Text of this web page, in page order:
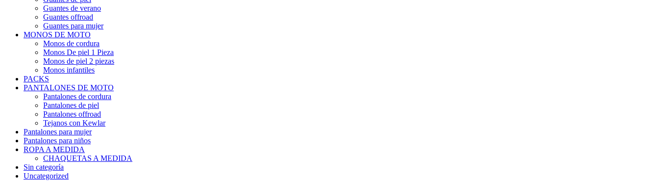
Guantes de verano
Guantes offroad
Guantes para mujer
MONOS DE MOTO
Monos de cordura
Monos De piel 1 Pieza
Monos de piel 2 piezas
Monos infantiles
PACKS
PANTALONES DE MOTO
Pantalones de cordura
Pantalones de piel
Pantalones offroad
Tejanos con Kewlar
Pantalones para mujer
Pantalones para niños
ROPA A MEDIDA
CHAQUETAS A MEDIDA
Sin categoría
Uncategorized